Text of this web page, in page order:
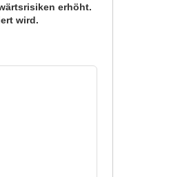
erhöht.
wird.